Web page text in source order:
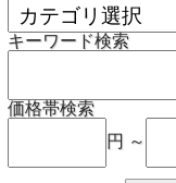
キーワード検索
価格帯検索
円 ～